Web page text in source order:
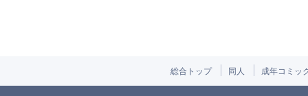
総合トップ 同人 成年コミッ